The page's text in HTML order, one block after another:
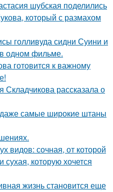
шубская поделились
который с размахом
голливуда сидни Суини и
одном фильме.
готовится к важному
Складчикова рассказала о
даже самые широкие штаны
видов: сочная, от которой
которую хочется
жизнь становится еще